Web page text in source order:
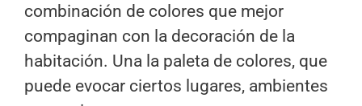
combinación de colores que mejor
compaginan con la decoración de la
habitación. Una la paleta de colores, que
puede evocar ciertos lugares, ambientes